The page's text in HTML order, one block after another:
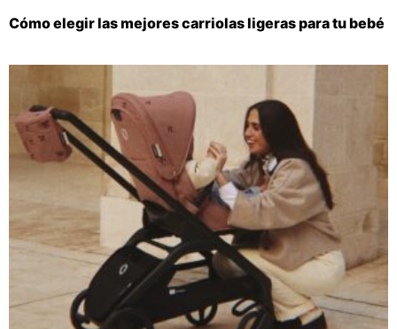
Cómo elegir las mejores carriolas ligeras para tu bebé